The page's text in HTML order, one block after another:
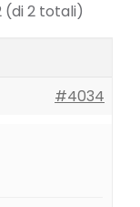
(di 2 totali)
#4034